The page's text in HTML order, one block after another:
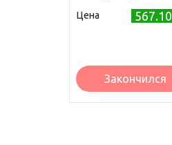
Цена 567.10
Закончился